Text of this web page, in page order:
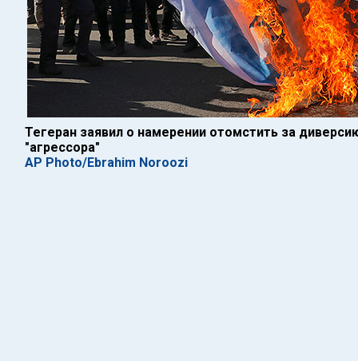
Тегеран заявил о намерении отомстить за
"агрессора"
AP Photo/Ebrahim Noroozi